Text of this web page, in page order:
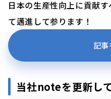
日本の生産性向上に貢献
て邁進して参ります！
記
当社noteを更新し